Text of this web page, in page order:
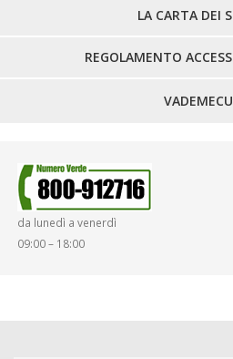
LA CARTA DEI
REGOLAMENTO
SMARRIMENTO
da lunedì a venerdì
09:00 – 18:00